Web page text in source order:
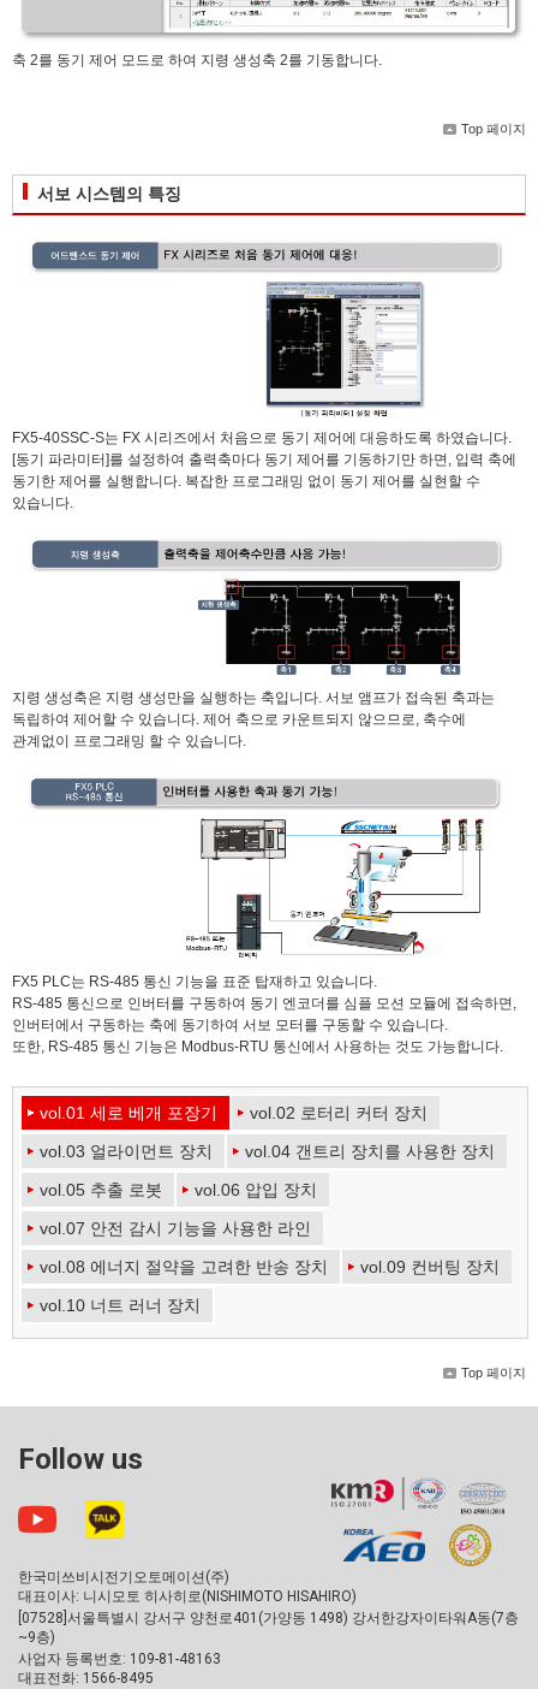
축 2를 동기 제어 모드로 하여 지령 생성축 2를 기동합니다.
Top 페이지
서보 시스템의 특징
FX5-40SSC-S는 FX 시리즈에서 처음으로 동기 제어에 대응하도록 하였습니다.
[동기 파라미터]를 설정하여 출력축마다 동기 제어를 기동하기만 하면, 입력 축에
동기한 제어를 실행합니다. 복잡한 프로그래밍 없이 동기 제어를 실현할 수
있습니다.
지령 생성축은 지령 생성만을 실행하는 축입니다. 서보 앰프가 접속된 축과는
독립하여 제어할 수 있습니다. 제어 축으로 카운트되지 않으므로, 축수에
관계없이 프로그래밍 할 수 있습니다.
FX5 PLC는 RS-485 통신 기능을 표준 탑재하고 있습니다.
RS-485 통신으로 인버터를 구동하여 동기 엔코더를 심플 모션 모듈에 접속하면,
인버터에서 구동하는 축에 동기하여 서보 모터를 구동할 수 있습니다.
또한, RS-485 통신 기능은 Modbus-RTU 통신에서 사용하는 것도 가능합니다.
vol.01 세로 베개 포장기
vol.02 로터리 커터 장치
vol.03 얼라이먼트 장치
vol.04 갠트리 장치를 사용한 장치
vol.05 추출 로봇
vol.06 압입 장치
vol.07 안전 감시 기능을 사용한 라인
vol.08 에너지 절약을 고려한 반송 장치
vol.09 컨버팅 장치
vol.10 너트 러너 장치
Top 페이지
Follow us
한국미쓰비시전기오토메이션(주)
대표이사: 니시모토 히사히로(NISHIMOTO HISAHIRO)
[07528]서울특별시 강서구 양천로401(가양동 1498) 강서한강자이타워A동(7층
~9층)
사업자 등록번호: 109-81-48163
대표전화: 1566-8495